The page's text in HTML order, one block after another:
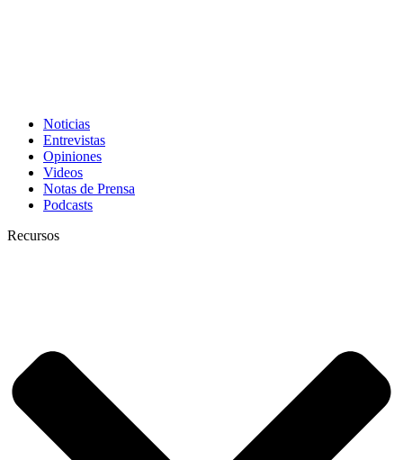
Noticias
Entrevistas
Opiniones
Videos
Notas de Prensa
Podcasts
Recursos